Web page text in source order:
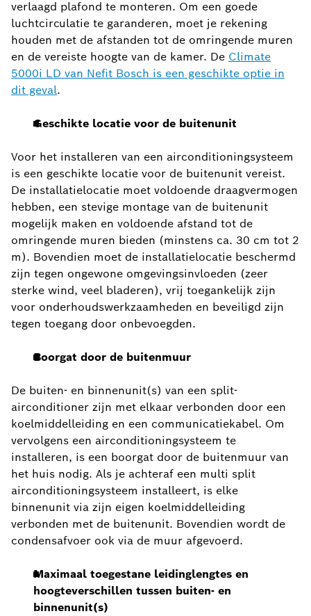
verlaagd plafond te monteren. Om een goede
luchtcirculatie te garanderen, moet je rekening
houden met de afstanden tot de omringende muren
en de vereiste hoogte van de kamer. De Climate
5000i LD van Nefit Bosch is een geschikte optie in
dit geval.
Geschikte locatie voor de buitenunit
Voor het installeren van een airconditioningsysteem
is een geschikte locatie voor de buitenunit vereist.
De installatielocatie moet voldoende draagvermogen
hebben, een stevige montage van de buitenunit
mogelijk maken en voldoende afstand tot de
omringende muren bieden (minstens ca. 30 cm tot 2
m). Bovendien moet de installatielocatie beschermd
zijn tegen ongewone omgevingsinvloeden (zeer
sterke wind, veel bladeren), vrij toegankelijk zijn
voor onderhoudswerkzaamheden en beveiligd zijn
tegen toegang door onbevoegden.
Boorgat door de buitenmuur
De buiten- en binnenunit(s) van een split-
airconditioner zijn met elkaar verbonden door een
koelmiddelleiding en een communicatiekabel. Om
vervolgens een airconditioningsysteem te
installeren, is een boorgat door de buitenmuur van
het huis nodig. Als je achteraf een multi split
airconditioningsysteem installeert, is elke
binnenunit via zijn eigen koelmiddelleiding
verbonden met de buitenunit. Bovendien wordt de
condensafvoer ook via de muur afgevoerd.
Maximaal toegestane leidinglengtes en
hoogteverschillen tussen buiten- en
binnenunit(s)